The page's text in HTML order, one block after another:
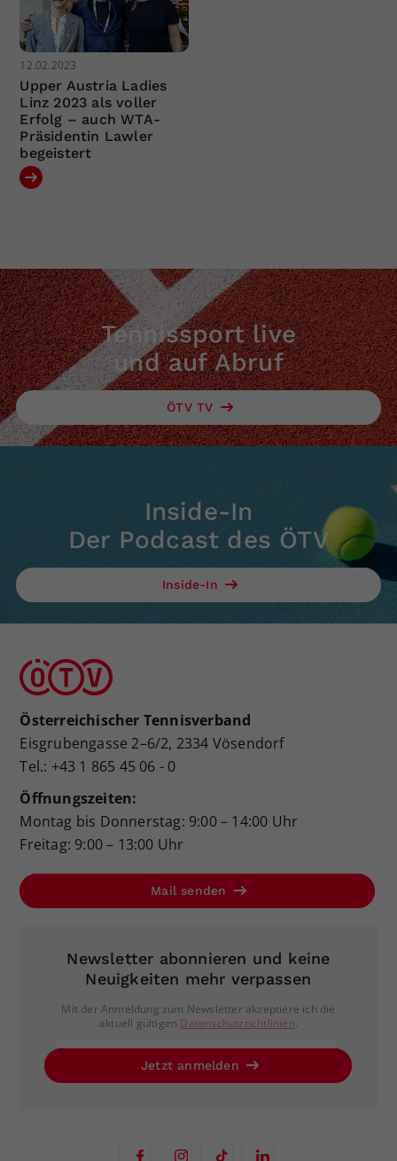
12.02.2023
Upper Austria Ladies
Linz 2023 als voller
Erfolg – auch WTA-
Präsidentin Lawler
begeistert
Tennissport live
und auf Abruf
ÖTV TV
Inside-In
Der Podcast des ÖTV
Inside-In
Österreichischer Tennisverband
Eisgrubengasse 2–6/2, 2334 Vösendorf
Tel.: +43 1 865 45 06 - 0
Öffnungszeiten:
Montag bis Donnerstag: 9:00 – 14:00 Uhr
Freitag: 9:00 – 13:00 Uhr
Mail senden
Newsletter abonnieren und keine
Neuigkeiten mehr verpassen
Mit der Anmeldung zum Newsletter akzeptiere ich die
aktuell gültigen Datenschutzrichtlinien.
Jetzt anmelden